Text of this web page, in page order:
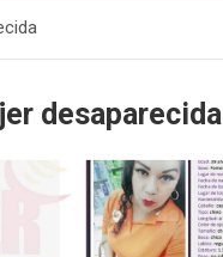
desaparecida